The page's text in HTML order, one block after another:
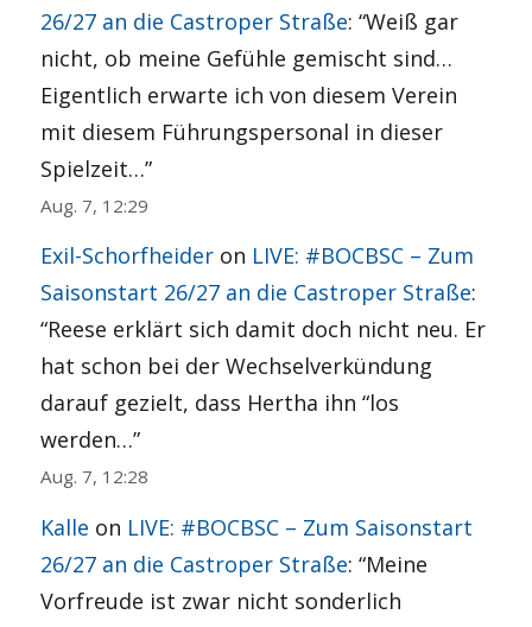
26/27 an die Castroper Straße: “Weiß gar
nicht, ob meine Gefühle gemischt sind…
Eigentlich erwarte ich von diesem Verein
mit diesem Führungspersonal in dieser
Spielzeit…”
Aug. 7, 12:29
Exil-Schorfheider on LIVE: #BOCBSC – Zum
Saisonstart 26/27 an die Castroper Straße:
“Reese erklärt sich damit doch nicht neu. Er
hat schon bei der Wechselverkündung
darauf gezielt, dass Hertha ihn “los
werden…”
Aug. 7, 12:28
Kalle on LIVE: #BOCBSC – Zum Saisonstart
26/27 an die Castroper Straße: “Meine
Vorfreude ist zwar nicht sonderlich